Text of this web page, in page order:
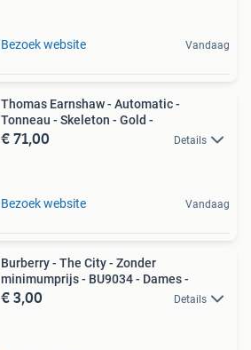
Bezoek website Vandaag
Thomas Earnshaw - Automatic -
Tonneau - Skeleton - Gold -
€ 71,00 Details
Bezoek website Vandaag
Burberry - The City - Zonder
minimumprijs - BU9034 - Dames -
€ 3,00 Details